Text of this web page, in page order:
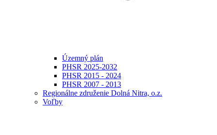
Územný plán
PHSR 2025-2032
PHSR 2015 - 2024
PHSR 2007 - 2013
Regionálne združenie Dolná Nitra, o.z.
Voľby